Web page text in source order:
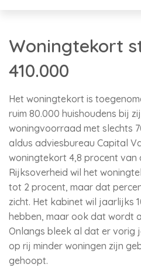
Woningtekort
410.000
Het woningtekort is
ruim 80.000 huishoudens bij
woningvoorraad met slechts
aldus adviesbureau Capital
woningtekort 4,8 procent van
Rijksoverheid wil het
tot 2 procent, maar dat
zicht. Het kabinet wil jaarlijks
hebben, maar ook dat wordt
Onlangs bleek al dat er
op rij minder woningen zijn
gehoopt.